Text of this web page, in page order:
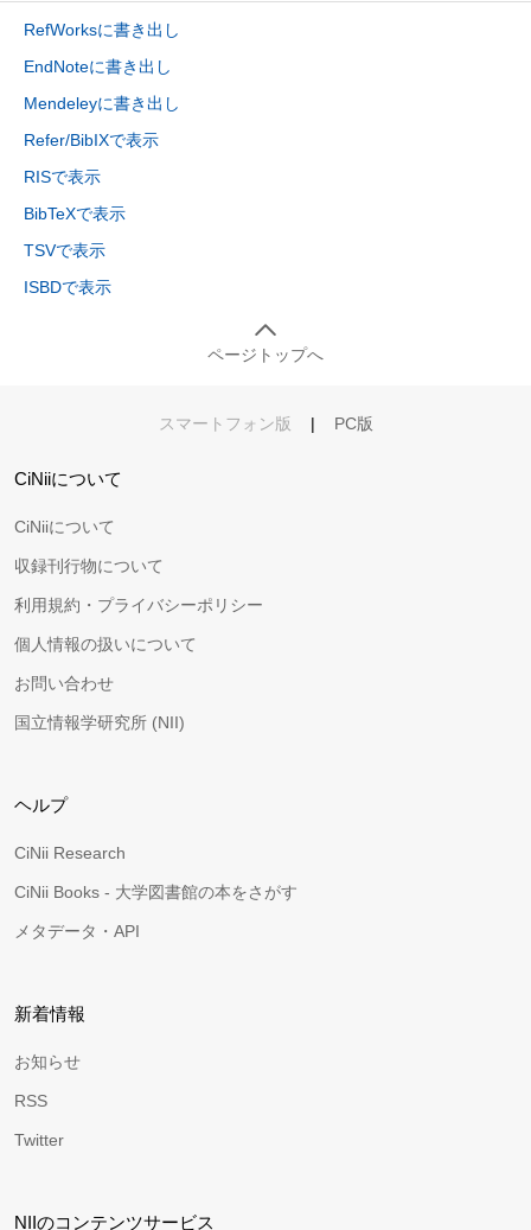
RefWorksに書き出し
EndNoteに書き出し
Mendeleyに書き出し
Refer/BibIXで表示
RISで表示
BibTeXで表示
TSVで表示
ISBDで表示
ページトップへ
スマートフォン版 | PC版
CiNiiについて
CiNiiについて
収録刊行物について
利用規約・プライバシーポリシー
個人情報の扱いについて
お問い合わせ
国立情報学研究所 (NII)
ヘルプ
CiNii Research
CiNii Books - 大学図書館の本をさがす
メタデータ・API
新着情報
お知らせ
RSS
Twitter
NIIのコンテンツサービス